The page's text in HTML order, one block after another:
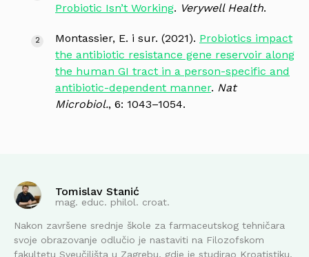
Probiotic Isn’t Working. Verywell Health.
Montassier, E. i sur. (2021). Probiotics impact
the antibiotic resistance gene reservoir along
the human GI tract in a person-specific and
antibiotic-dependent manner. Nat
Microbiol., 6: 1043–1054.
Tomislav Stanić
mag. educ. philol. croat.
Nakon završene srednje škole za farmaceutskog tehničara
svoje obrazovanje odlučio je nastaviti na Filozofskom
fakultetu Sveučilišta u Zagrebu, gdje je studirao Kroatistiku.